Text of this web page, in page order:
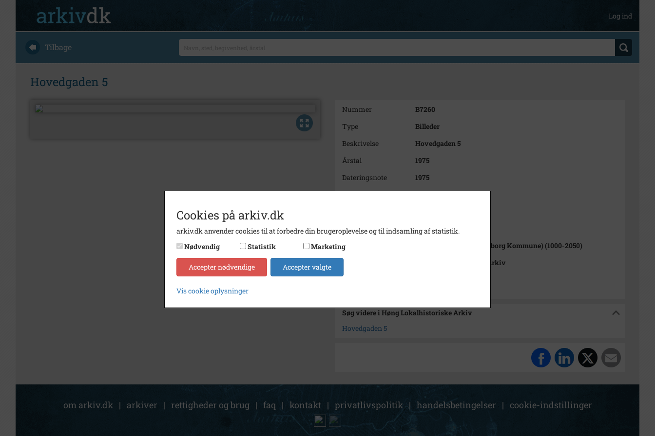
Log ind
Tilbage
Hovedgaden 5
Nummer
B7260
Type
Billeder
Beskrivelse
Hovedgaden 5
Årstal
1975
Dateringsnote
1975
Fotograf
Ukendt
Type
Sogn (1000-2050)
Enhed
Finderup Sogn (Kalundborg Kommune) (1000-2050)
Arkiv
Høng Lokalhistoriske Arkiv
Søg videre i Høng Lokalhistoriske Arkiv
Hovedgaden 5
om arkiv.dk | arkiver | rettigheder og brug | faq | kontakt | privatlivspolitik | handelsbetingelser | cookie-indstillinger
Cookies på arkiv.dk
arkiv.dk anvender cookies til at forbedre din brugeroplevelse og til indsamling af statistik.
Nødvendig
Statistik Marketing
Accepter nødvendige Accepter valgte
Vis cookie oplysninger